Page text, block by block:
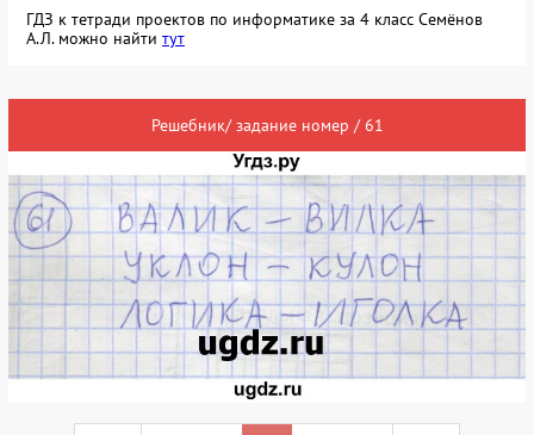
ГДЗ к тетради проектов по информатике за 4 класс Семёнов
А.Л. можно найти тут
Решебник/ задание номер / 61